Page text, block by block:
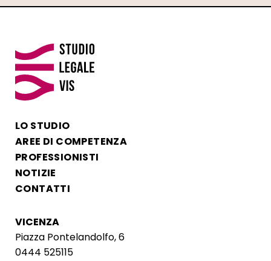
LO STUDIO
AREE DI COMPETENZA
PROFESSIONISTI
NOTIZIE
CONTATTI
VICENZA
Piazza Pontelandolfo, 6
0444 525115